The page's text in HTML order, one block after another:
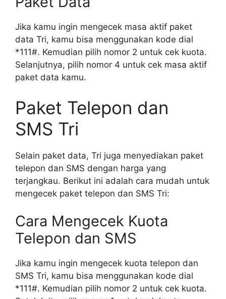
Jika kamu ingin mengecek masa aktif paket
data Tri, kamu bisa menggunakan kode dial
*111#. Kemudian pilih nomor 2 untuk cek kuota.
Selanjutnya, pilih nomor 4 untuk cek masa aktif
paket data kamu.
Paket Telepon dan
SMS Tri
Selain paket data, Tri juga menyediakan paket
telepon dan SMS dengan harga yang
terjangkau. Berikut ini adalah cara mudah untuk
mengecek paket telepon dan SMS Tri:
Cara Mengecek Kuota
Telepon dan SMS
Jika kamu ingin mengecek kuota telepon dan
SMS Tri, kamu bisa menggunakan kode dial
*111#. Kemudian pilih nomor 2 untuk cek kuota.